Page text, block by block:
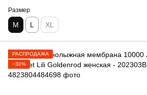
Размер
M L XL
РАСПРОДАЖА
−30%